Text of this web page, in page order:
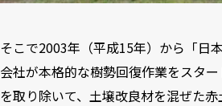
そこで2003年（平成15年）から「日
会社が本格的な樹勢回復作業をスタ
を取り除いて、土壌改良材を混ぜた